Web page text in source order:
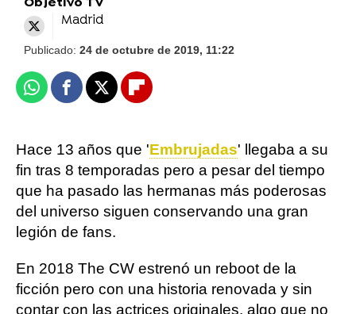
Objetivo TV
Madrid
Publicado: 24 de octubre de 2019, 11:22
WhatsappFacebook
X Flipboard
Hace 13 años que 'Embrujadas' llegaba a su
fin tras 8 temporadas pero a pesar del tiempo
que ha pasado las hermanas más poderosas
del universo siguen conservando una gran
legión de fans.
En 2018 The CW estrenó un reboot de la
ficción pero con una historia renovada y sin
contar con las actrices originales, algo que no